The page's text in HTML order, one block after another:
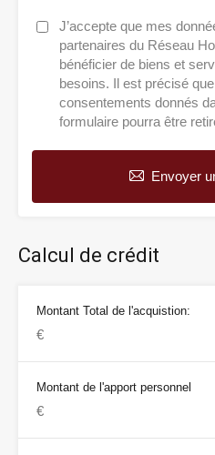
J’accepte que mes
partenaires du Réseau
bénéficier de biens et
besoins. Il est précisé
consentements donnés
formulaire pourra être
Envoyer
Calcul de crédit
Montant Total de l'acquistion:
Montant de l'apport personnel